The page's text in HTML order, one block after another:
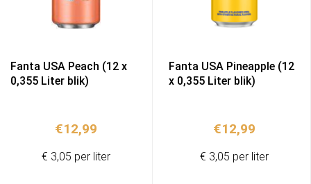
Fanta USA Peach (12 x
0,355 Liter blik)
€12,99
€ 3,05 per liter
Fanta USA Pineapple (12
x 0,355 Liter blik)
€12,99
€ 3,05 per liter